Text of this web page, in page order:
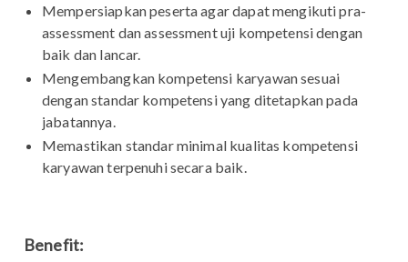
Mempersiapkan peserta agar dapat mengikuti pra-
assessment dan assessment uji kompetensi dengan
baik dan lancar.
Mengembangkan kompetensi karyawan sesuai
dengan standar kompetensi yang ditetapkan pada
jabatannya.
Memastikan standar minimal kualitas kompetensi
karyawan terpenuhi secara baik.
Benefit: